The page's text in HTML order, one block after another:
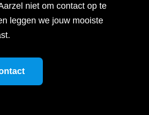
niet om contact op te
leggen we jouw mooiste